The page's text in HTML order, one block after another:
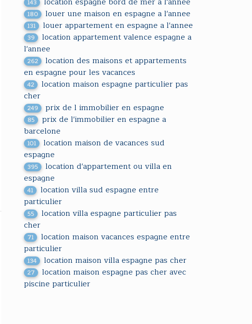
143
180 louer une maison en espagne a l'annee
131 louer appartement en espagne a l'annee
39
location appartement valence espagne a
l'annee
262
location des maisons et appartements
en espagne pour les vacances
42
location maison espagne particulier pas
cher
249 prix de l immobilier en espagne
85
prix de l'immobilier en espagne a
barcelone
101
location maison de vacances sud
espagne
395
location d'appartement ou villa en
espagne
41
location villa sud espagne entre
particulier
55
location villa espagne particulier pas
cher
71
location maison vacances espagne entre
particulier
134 location maison villa espagne pas cher
27
location maison espagne pas cher avec
piscine particulier